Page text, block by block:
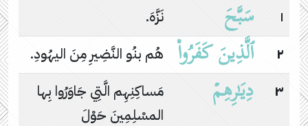
١ سَبَّحَ
نَزَّهَ.
٢
ٱلَّذِینَ كَفَرُوا۟
هُم بنُو النَّضِيرِ مِنَ اليهُودِ.
٣
دِیَـٰرِهِمۡ
مَساكِنِهِم الَّتِي جَاوَرُوا بِها
المسْلِمِينَ حَوْلَ